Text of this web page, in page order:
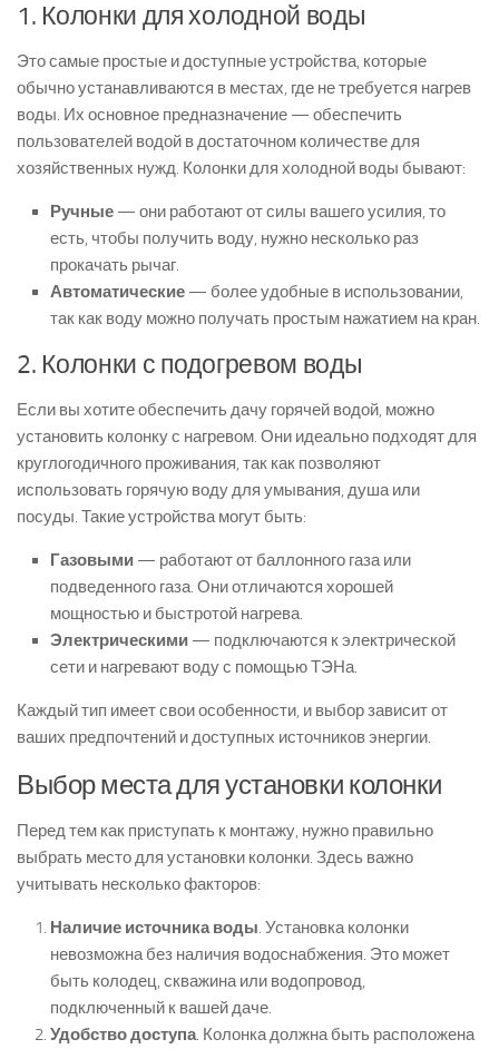
1. Колонки для холодной воды
Это самые простые и доступные устройства, которые
обычно устанавливаются в местах, где не требуется нагрев
воды. Их основное предназначение — обеспечить
пользователей водой в достаточном количестве для
хозяйственных нужд. Колонки для холодной воды бывают:
Ручные — они работают от силы вашего усилия, то
есть, чтобы получить воду, нужно несколько раз
прокачать рычаг.
Автоматические — более удобные в использовании,
так как воду можно получать простым нажатием на кран.
2. Колонки с подогревом воды
Если вы хотите обеспечить дачу горячей водой, можно
установить колонку с нагревом. Они идеально подходят для
круглогодичного проживания, так как позволяют
использовать горячую воду для умывания, душа или
посуды. Такие устройства могут быть:
Газовыми — работают от баллонного газа или
подведенного газа. Они отличаются хорошей
мощностью и быстротой нагрева.
Электрическими — подключаются к электрической
сети и нагревают воду с помощью ТЭНа.
Каждый тип имеет свои особенности, и выбор зависит от
ваших предпочтений и доступных источников энергии.
Выбор места для установки колонки
Перед тем как приступать к монтажу, нужно правильно
выбрать место для установки колонки. Здесь важно
учитывать несколько факторов:
Наличие источника воды. Установка колонки
невозможна без наличия водоснабжения. Это может
быть колодец, скважина или водопровод,
подключенный к вашей даче.
Удобство доступа. Колонка должна быть расположена